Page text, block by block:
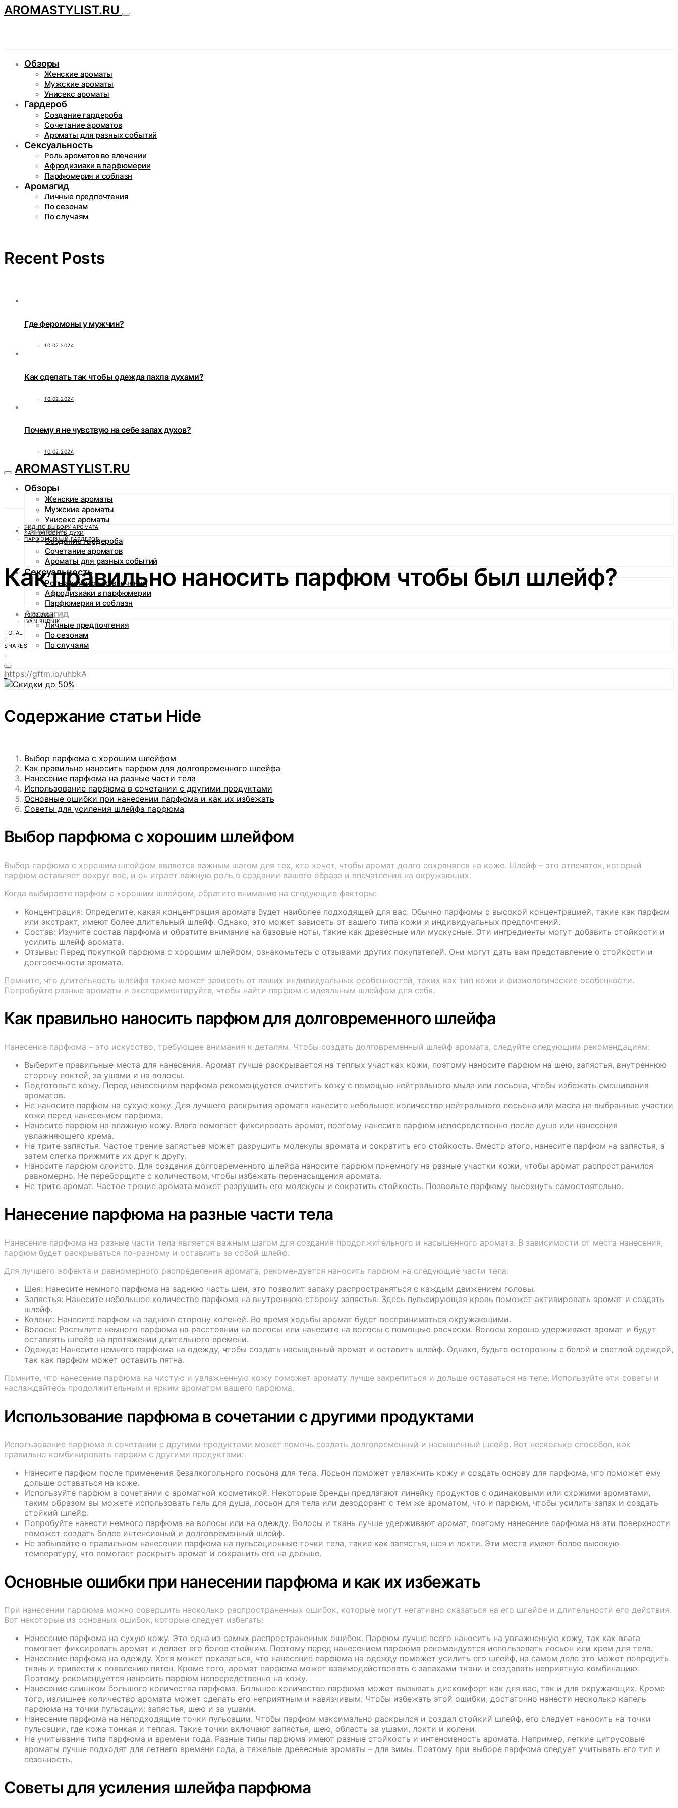
AROMASTYLIST.RU
Обзоры
Женские ароматы
Мужские ароматы
Унисекс ароматы
Гардероб
Создание гардероба
Сочетание ароматов
Ароматы для разных событий
Сексуальность
Роль ароматов во влечении
Афродизиаки в парфюмерии
Парфюмерия и соблазн
Аромагид
Личные предпочтения
По сезонам
По случаям
Recent Posts
Где феромоны у мужчин?
10.02.2024
Как сделать так чтобы одежда пахла духами?
10.02.2024
Почему я не чувствую на себе запах духов?
10.02.2024
AROMASTYLIST.RU
Обзоры
Женские ароматы
Мужские ароматы
Унисекс ароматы
Гардероб
Создание гардероба
Сочетание ароматов
Ароматы для разных событий
Сексуальность
Роль ароматов во влечении
Афродизиаки в парфюмерии
Парфюмерия и соблазн
Аромагид
Личные предпочтения
По сезонам
По случаям
https://gftm.io/uhbkA
ГИД ПО ВЫБОРУ АРОМАТА
КАК НАНОСИТЬ ДУХИ
ПАРФЮМЕРНЫЙ ГАРДЕРОБ
Как правильно наносить парфюм чтобы был шлейф?
10.02.2024
IVAN BUDNIK
TOTAL
0
SHARES
0
0
0
Содержание статьи Hide
Выбор парфюма с хорошим шлейфом
Как правильно наносить парфюм для долговременного шлейфа
Нанесение парфюма на разные части тела
Использование парфюма в сочетании с другими продуктами
Основные ошибки при нанесении парфюма и как их избежать
Советы для усиления шлейфа парфюма
Выбор парфюма с хорошим шлейфом
Выбор парфюма с хорошим шлейфом является важным шагом для тех, кто хочет, чтобы аромат долго сохранялся на коже. Шлейф – это отпечаток, который
парфюм оставляет вокруг вас, и он играет важную роль в создании вашего образа и впечатления на окружающих.
Когда выбираете парфюм с хорошим шлейфом, обратите внимание на следующие факторы:
Концентрация: Определите, какая концентрация аромата будет наиболее подходящей для вас. Обычно парфюмы с высокой концентрацией, такие как парфюм
или экстракт, имеют более длительный шлейф. Однако, это может зависеть от вашего типа кожи и индивидуальных предпочтений.
Состав: Изучите состав парфюма и обратите внимание на базовые ноты, такие как древесные или мускусные. Эти ингредиенты могут добавить стойкости и
усилить шлейф аромата.
Отзывы: Перед покупкой парфюма с хорошим шлейфом, ознакомьтесь с отзывами других покупателей. Они могут дать вам представление о стойкости и
долговечности аромата.
Помните, что длительность шлейфа также может зависеть от ваших индивидуальных особенностей, таких как тип кожи и физиологические особенности.
Попробуйте разные ароматы и экспериментируйте, чтобы найти парфюм с идеальным шлейфом для себя.
Как правильно наносить парфюм для долговременного шлейфа
Нанесение парфюма – это искусство, требующее внимания к деталям. Чтобы создать долговременный шлейф аромата, следуйте следующим рекомендациям:
Выберите правильные места для нанесения. Аромат лучше раскрывается на теплых участках кожи, поэтому наносите парфюм на шею, запястья, внутреннюю
сторону локтей, за ушами и на волосы.
Подготовьте кожу. Перед нанесением парфюма рекомендуется очистить кожу с помощью нейтрального мыла или лосьона, чтобы избежать смешивания
ароматов.
Не наносите парфюм на сухую кожу. Для лучшего раскрытия аромата нанесите небольшое количество нейтрального лосьона или масла на выбранные участки
кожи перед нанесением парфюма.
Наносите парфюм на влажную кожу. Влага помогает фиксировать аромат, поэтому нанесите парфюм непосредственно после душа или нанесения
увлажняющего крема.
Не трите запястья. Частое трение запястьев может разрушить молекулы аромата и сократить его стойкость. Вместо этого, нанесите парфюм на запястья, а
затем слегка прижмите их друг к другу.
Наносите парфюм слоисто. Для создания долговременного шлейфа наносите парфюм понемногу на разные участки кожи, чтобы аромат распространился
равномерно. Не переборщите с количеством, чтобы избежать перенасыщения аромата.
Не трите аромат. Частое трение аромата может разрушить его молекулы и сократить стойкость. Позвольте парфюму высохнуть самостоятельно.
Нанесение парфюма на разные части тела
Нанесение парфюма на разные части тела является важным шагом для создания продолжительного и насыщенного аромата. В зависимости от места нанесения,
парфюм будет раскрываться по-разному и оставлять за собой шлейф.
Для лучшего эффекта и равномерного распределения аромата, рекомендуется наносить парфюм на следующие части тела:
Шея: Нанесите немного парфюма на заднюю часть шеи, это позволит запаху распространяться с каждым движением головы.
Запястья: Нанесите небольшое количество парфюма на внутреннюю сторону запястья. Здесь пульсирующая кровь поможет активировать аромат и создать
шлейф.
Колени: Нанесите парфюм на заднюю сторону коленей. Во время ходьбы аромат будет восприниматься окружающими.
Волосы: Распылите немного парфюма на расстоянии на волосы или нанесите на волосы с помощью расчески. Волосы хорошо удерживают аромат и будут
оставлять шлейф на протяжении длительного времени.
Одежда: Нанесите немного парфюма на одежду, чтобы создать насыщенный аромат и оставить шлейф. Однако, будьте осторожны с белой и светлой одеждой,
так как парфюм может оставить пятна.
Помните, что нанесение парфюма на чистую и увлажненную кожу поможет аромату лучше закрепиться и дольше оставаться на теле. Используйте эти советы и
наслаждайтесь продолжительным и ярким ароматом вашего парфюма.
Использование парфюма в сочетании с другими продуктами
Использование парфюма в сочетании с другими продуктами может помочь создать долговременный и насыщенный шлейф. Вот несколько способов, как
правильно комбинировать парфюм с другими продуктами:
Нанесите парфюм после применения безалкогольного лосьона для тела. Лосьон поможет увлажнить кожу и создать основу для парфюма, что поможет ему
дольше оставаться на коже.
Используйте парфюм в сочетании с ароматной косметикой. Некоторые бренды предлагают линейку продуктов с одинаковыми или схожими ароматами,
таким образом вы можете использовать гель для душа, лосьон для тела или дезодорант с тем же ароматом, что и парфюм, чтобы усилить запах и создать
стойкий шлейф.
Попробуйте нанести немного парфюма на волосы или на одежду. Волосы и ткань лучше удерживают аромат, поэтому нанесение парфюма на эти поверхности
поможет создать более интенсивный и долговременный шлейф.
Не забывайте о правильном нанесении парфюма на пульсационные точки тела, такие как запястья, шея и локти. Эти места имеют более высокую
температуру, что помогает раскрыть аромат и сохранить его на дольше.
Основные ошибки при нанесении парфюма и как их избежать
При нанесении парфюма можно совершить несколько распространенных ошибок, которые могут негативно сказаться на его шлейфе и длительности его действия.
Вот некоторые из основных ошибок, которые следует избегать:
Нанесение парфюма на сухую кожу. Это одна из самых распространенных ошибок. Парфюм лучше всего наносить на увлажненную кожу, так как влага
помогает фиксировать аромат и делает его более стойким. Поэтому перед нанесением парфюма рекомендуется использовать лосьон или крем для тела.
Нанесение парфюма на одежду. Хотя может показаться, что нанесение парфюма на одежду поможет усилить его шлейф, на самом деле это может повредить
ткань и привести к появлению пятен. Кроме того, аромат парфюма может взаимодействовать с запахами ткани и создавать неприятную комбинацию.
Поэтому рекомендуется наносить парфюм непосредственно на кожу.
Нанесение слишком большого количества парфюма. Большое количество парфюма может вызывать дискомфорт как для вас, так и для окружающих. Кроме
того, излишнее количество аромата может сделать его неприятным и навязчивым. Чтобы избежать этой ошибки, достаточно нанести несколько капель
парфюма на точки пульсации: запястья, шею и за ушами.
Нанесение парфюма на неподходящие точки пульсации. Чтобы парфюм максимально раскрылся и создал стойкий шлейф, его следует наносить на точки
пульсации, где кожа тонкая и теплая. Такие точки включают запястья, шею, область за ушами, локти и колени.
Не учитывание типа парфюма и времени года. Разные типы парфюма имеют разные стойкость и интенсивность аромата. Например, легкие цитрусовые
ароматы лучше подходят для летнего времени года, а тяжелые древесные ароматы – для зимы. Поэтому при выборе парфюма следует учитывать его тип и
сезонность.
Советы для усиления шлейфа парфюма